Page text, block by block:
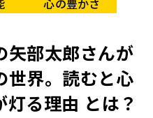
心の豊かさ
矢部太郎さんが
世界。読むと心
る理由 とは？